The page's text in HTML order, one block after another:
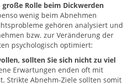
große Rolle beim Dickwerden
wenig beim Abnehmen
gehören analysiert und
bzw. zur Veränderung der
psychologisch optimiert:
sollten Sie sich nicht zu viel
Erwartungen enden oft mit
Strikte Abnehm-Ziele sollten somit